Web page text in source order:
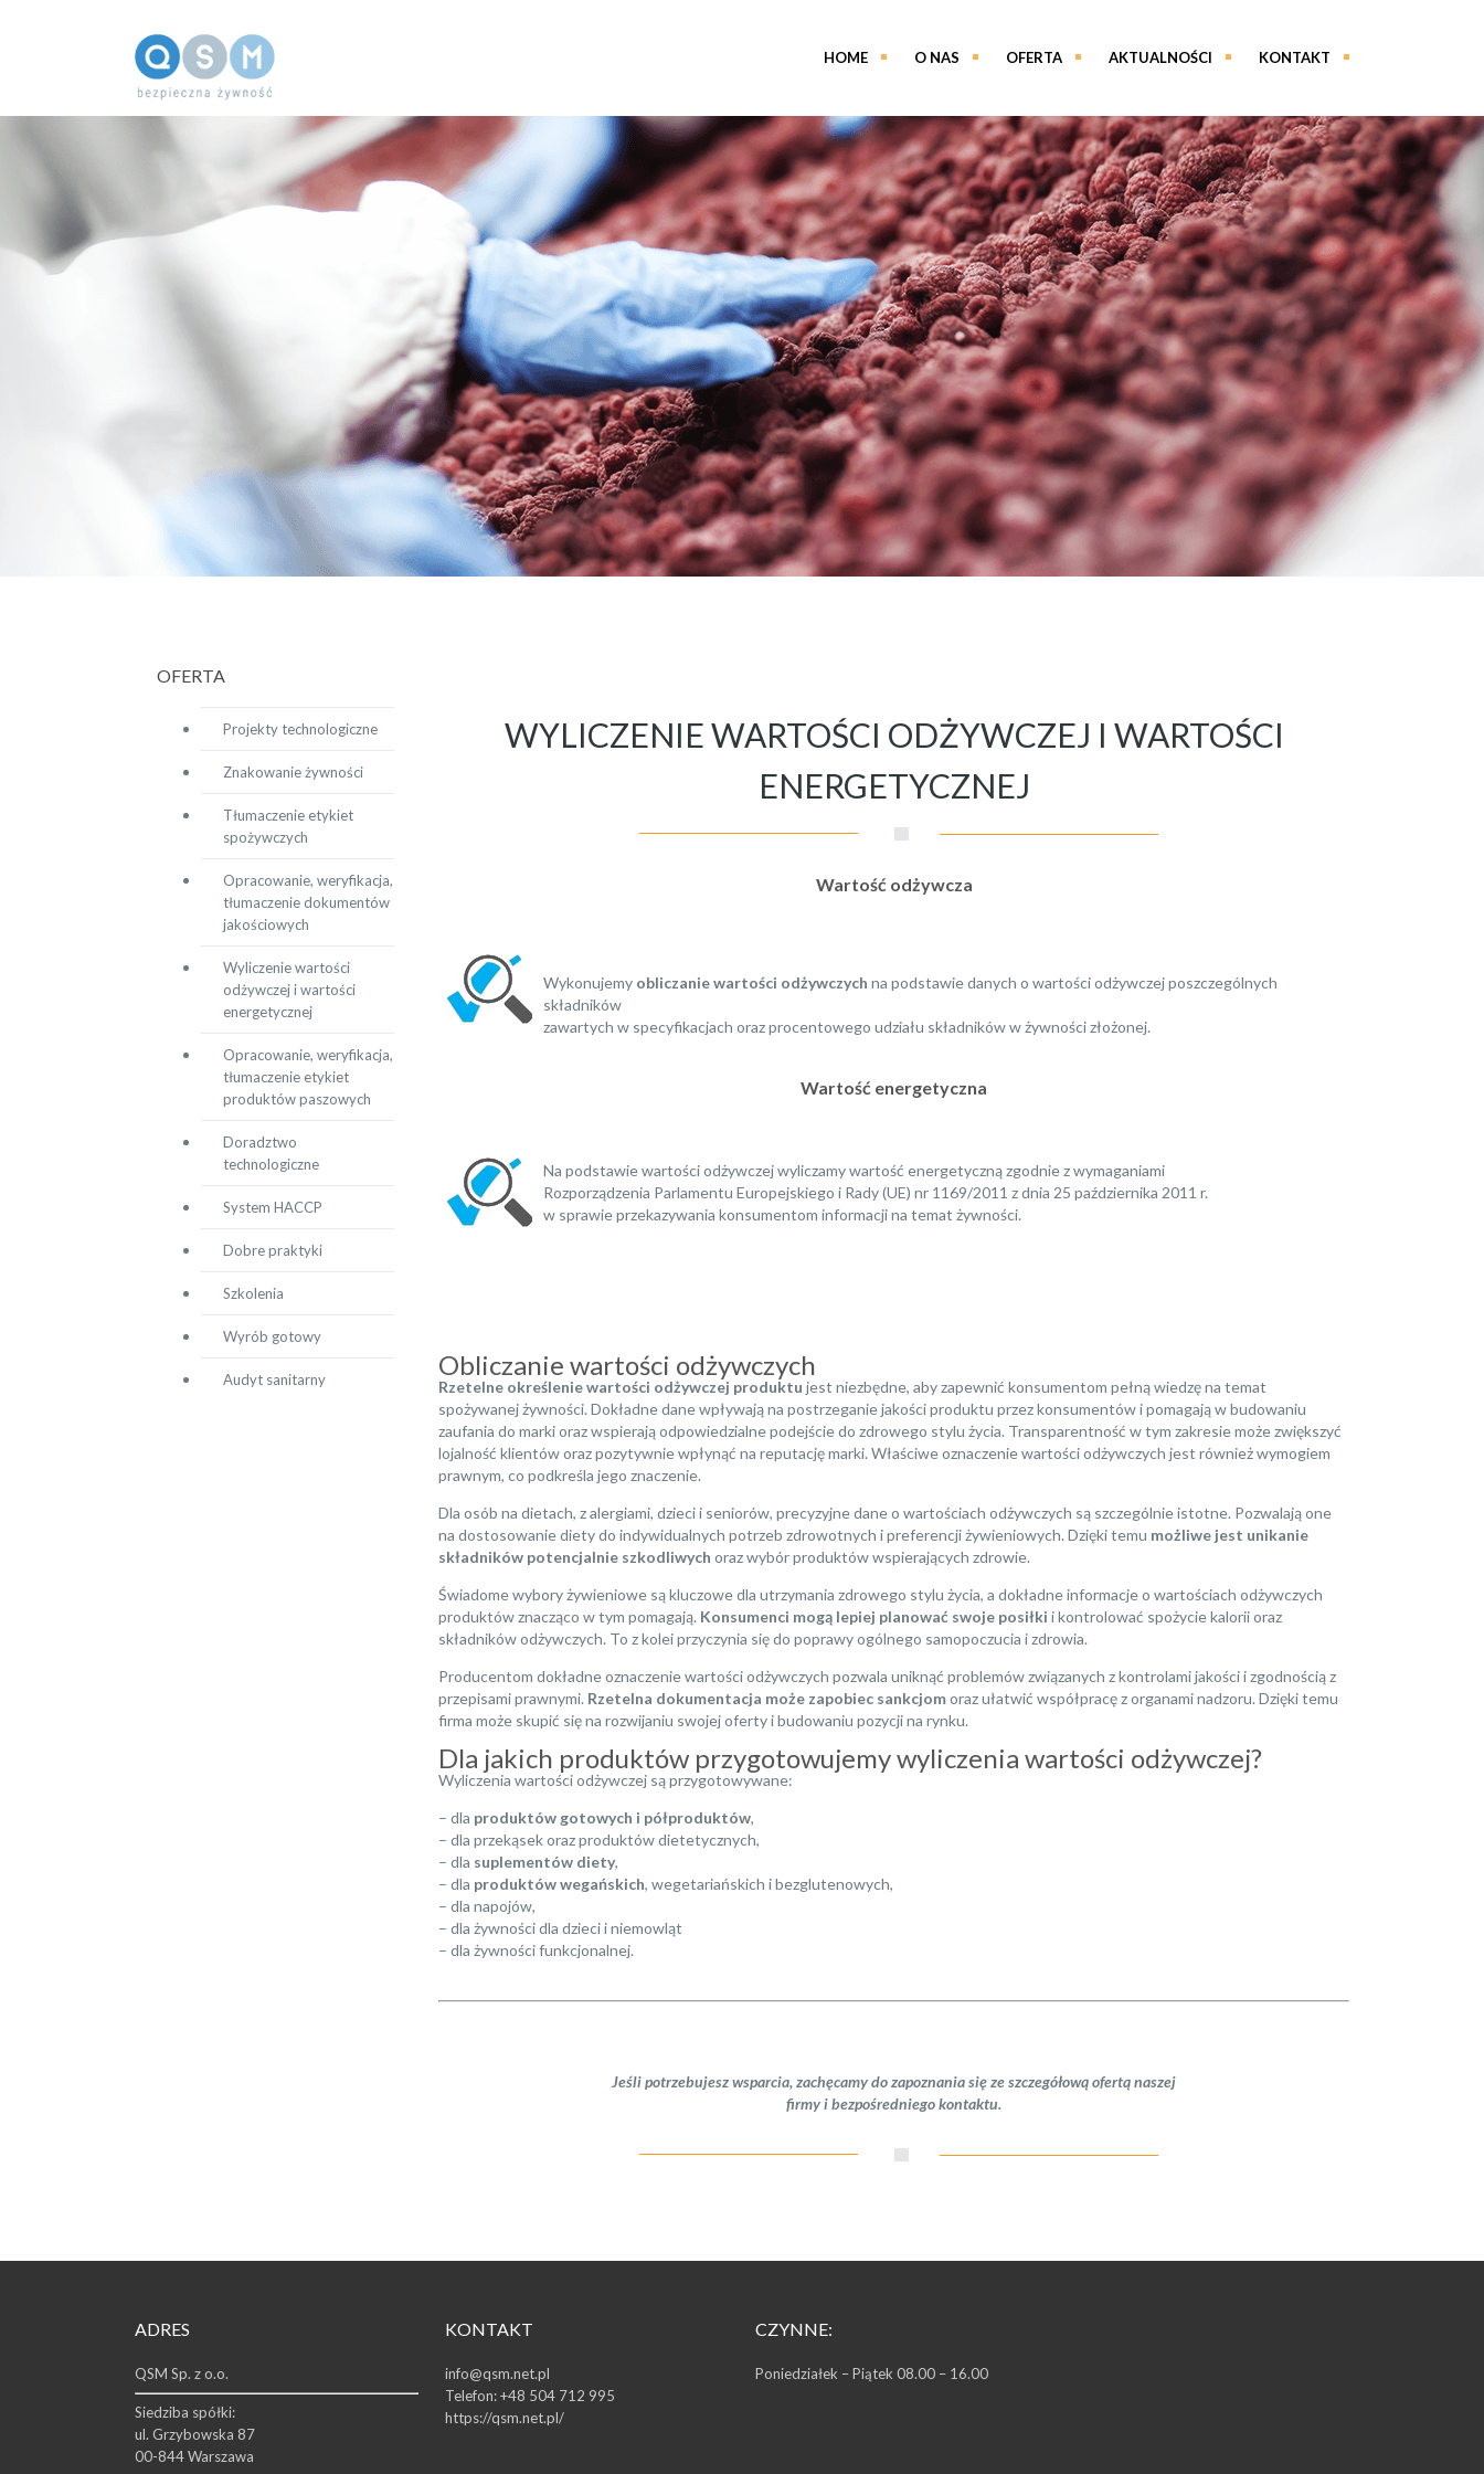
HOME O NAS OFERTA AKTUALNOŚCI KONTAKT
OFERTA
Projekty technologiczne
Znakowanie żywności
Tłumaczenie etykiet
spożywczych
Opracowanie, weryfikacja,
tłumaczenie dokumentów
jakościowych
Wyliczenie wartości
odżywczej i wartości
energetycznej
Opracowanie, weryfikacja,
tłumaczenie etykiet
produktów paszowych
Doradztwo
technologiczne
System HACCP
Dobre praktyki
Szkolenia
Wyrób gotowy
Audyt sanitarny
WYLICZENIE WARTOŚCI ODŻYWCZEJ I WARTOŚCI
ENERGETYCZNEJ
Wartość odżywcza
Wykonujemy obliczanie wartości odżywczych na podstawie danych o wartości odżywczej poszczególnych
składników
zawartych w specyfikacjach oraz procentowego udziału składników w żywności złożonej.
Wartość energetyczna
Na podstawie wartości odżywczej wyliczamy wartość energetyczną zgodnie z wymaganiami
Rozporządzenia Parlamentu Europejskiego i Rady (UE) nr 1169/2011 z dnia 25 października 2011 r.
w sprawie przekazywania konsumentom informacji na temat żywności.
Obliczanie wartości odżywczych
Rzetelne określenie wartości odżywczej produktu jest niezbędne, aby zapewnić konsumentom pełną wiedzę na temat
spożywanej żywności. Dokładne dane wpływają na postrzeganie jakości produktu przez konsumentów i pomagają w budowaniu
zaufania do marki oraz wspierają odpowiedzialne podejście do zdrowego stylu życia. Transparentność w tym zakresie może zwiększyć
lojalność klientów oraz pozytywnie wpłynąć na reputację marki. Właściwe oznaczenie wartości odżywczych jest również wymogiem
prawnym, co podkreśla jego znaczenie.
Dla osób na dietach, z alergiami, dzieci i seniorów, precyzyjne dane o wartościach odżywczych są szczególnie istotne. Pozwalają one
na dostosowanie diety do indywidualnych potrzeb zdrowotnych i preferencji żywieniowych. Dzięki temu możliwe jest unikanie
składników potencjalnie szkodliwych oraz wybór produktów wspierających zdrowie.
Świadome wybory żywieniowe są kluczowe dla utrzymania zdrowego stylu życia, a dokładne informacje o wartościach odżywczych
produktów znacząco w tym pomagają. Konsumenci mogą lepiej planować swoje posiłki i kontrolować spożycie kalorii oraz
składników odżywczych. To z kolei przyczynia się do poprawy ogólnego samopoczucia i zdrowia.
Producentom dokładne oznaczenie wartości odżywczych pozwala uniknąć problemów związanych z kontrolami jakości i zgodnością z
przepisami prawnymi. Rzetelna dokumentacja może zapobiec sankcjomoraz ułatwić współpracę z organami nadzoru. Dzięki temu
firma może skupić się na rozwijaniu swojej oferty i budowaniu pozycji na rynku.
Dla jakich produktów przygotowujemy wyliczenia wartości odżywczej?
Wyliczenia wartości odżywczej są przygotowywane:
– dla produktów gotowych i półproduktów,
– dla przekąsek oraz produktów dietetycznych,
– dla suplementów diety,
– dla produktów wegańskich, wegetariańskich i bezglutenowych,
– dla napojów,
– dla żywności dla dzieci i niemowląt
– dla żywności funkcjonalnej.
Jeśli potrzebujesz wsparcia, zachęcamy do zapoznania się ze szczegółową ofertą naszej
firmy i bezpośredniego kontaktu.
ADRES
QSM Sp. z o.o.
Siedziba spółki:
ul. Grzybowska 87
00-844 Warszawa
KONTAKT
info@qsm.net.pl
Telefon:+48 504 712 995
https://qsm.net.pl/
CZYNNE:
Poniedziałek – Piątek 08.00 – 16.00